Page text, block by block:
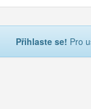
Přihlaste se! Pro